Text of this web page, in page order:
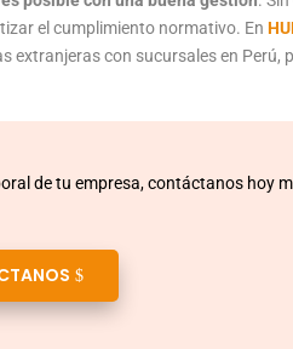
el cumplimiento normativo. En
extranjeras con sucursales en Perú,
de tu empresa, contáctanos hoy